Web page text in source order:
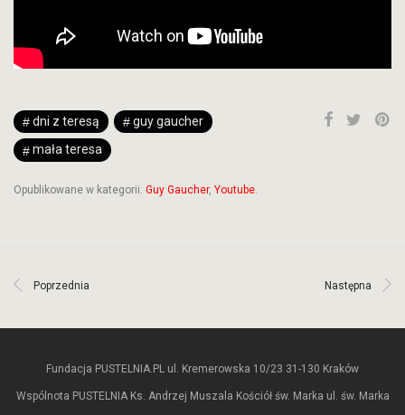
dni z teresą
guy gaucher
mała teresa
Opublikowane w kategorii: Guy Gaucher, Youtube
Poprzednia Następna
Fundacja PUSTELNIA.PL ul. Kremerowska 10/23 31-130 Kraków
Wspólnota PUSTELNIA Ks. Andrzej Muszala Kościół św. Marka ul. św. Marka